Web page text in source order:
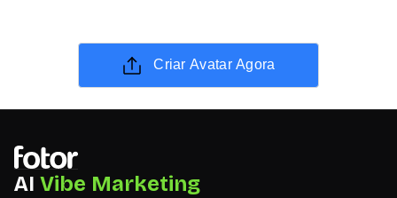
Criar Avatar Agora
AI Vibe Marketing